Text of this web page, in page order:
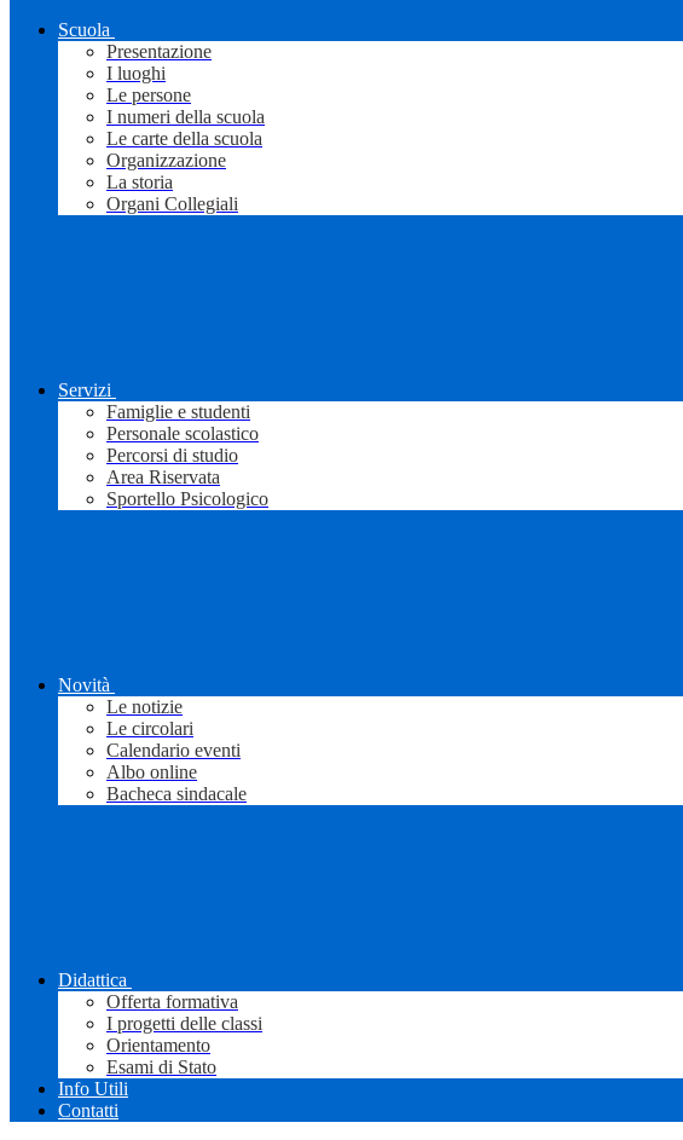
Scuola
Presentazione
I luoghi
Le persone
I numeri della scuola
Le carte della scuola
Organizzazione
La storia
Organi Collegiali
Servizi
Famiglie e studenti
Personale scolastico
Percorsi di studio
Area Riservata
Sportello Psicologico
Novità
Le notizie
Le circolari
Calendario eventi
Albo online
Bacheca sindacale
Didattica
Offerta formativa
I progetti delle classi
Orientamento
Esami di Stato
Info Utili
Contatti